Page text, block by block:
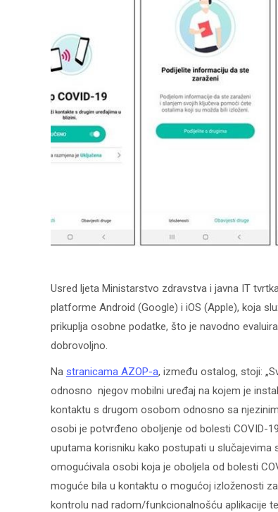
Usred ljeta Ministarstvo zdravstva i javna IT
platforme Android (Google) i iOS (Apple), koja
prikuplja osobne podatke, što je navodno
dobrovoljno.
Na stranicama AZOP-a, između ostalog, stoji:
odnosno njegov mobilni uređaj na kojem je
kontaktu s drugom osobom odnosno sa
osobi je potvrđeno oboljenje od bolesti COVID-
uputama korisniku kako postupati u
omogućivala osobi koja je oboljela od bolesti
moguće bila u kontaktu o mogućoj izloženosti
kontrolu nad radom/funkcionalnošću aplikacije